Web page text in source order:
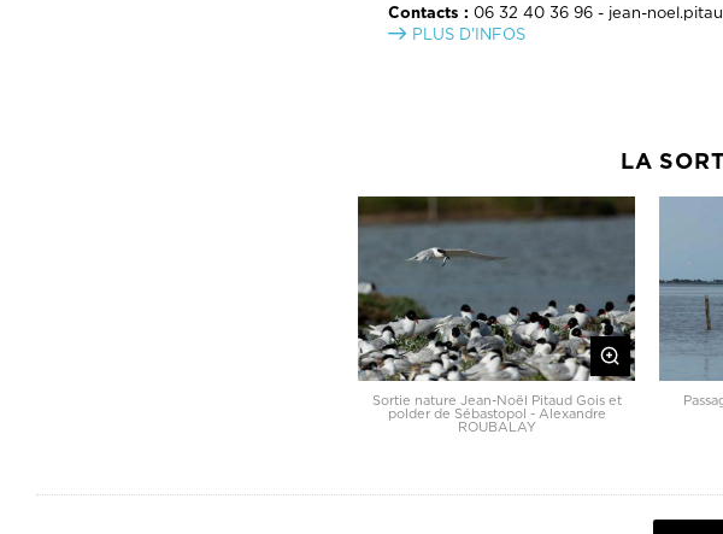
Contacts : 06 32 40 36 96 - jean-
PLUS D'INFOS
LA
Sortie nature Jean-Noël Pitaud Gois et
polder de Sébastopol - Alexandre
ROUBALAY